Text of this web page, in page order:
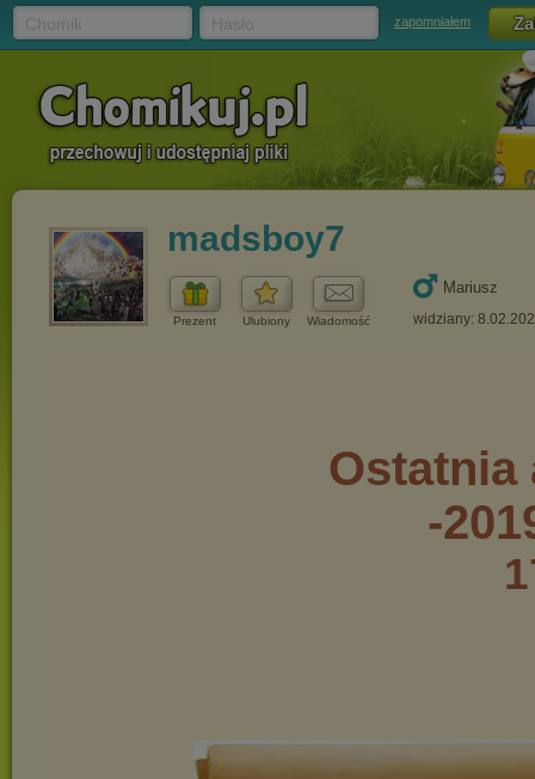
zapomniałem
madsboy7
Prezent Ulubiony Wiadomość
Mariusz
widziany: